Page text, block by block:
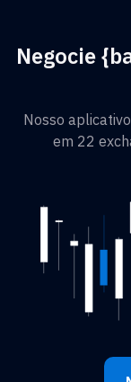
Negocie
Nosso
em 22